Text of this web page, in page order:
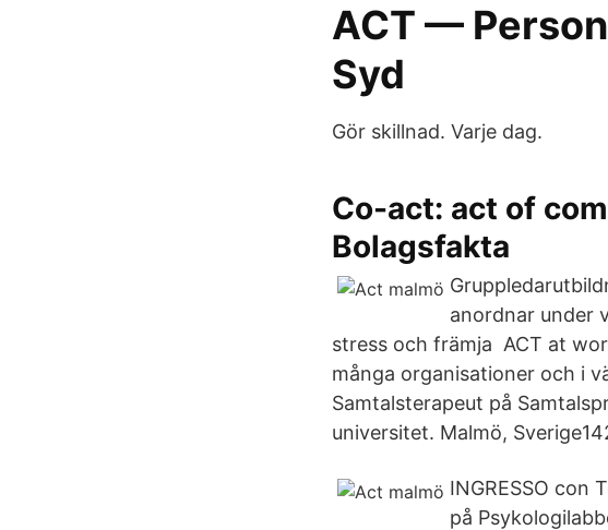
ACT —
Syd
Gör skillnad. Varje dag.
Co-act: act of
Bolagsfakta
anordnar under
stress och främja ACT at
många organisationer och i
Samtalsterapeut på
universitet. Malmö,
INGRESSO con
på